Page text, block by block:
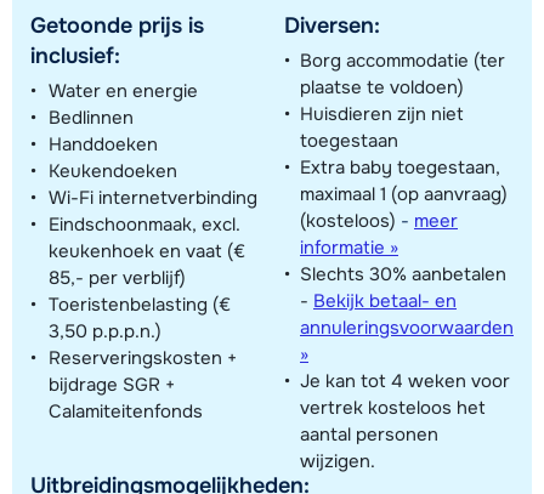
Getoonde prijs is
inclusief:
Water en energie
Bedlinnen
Handdoeken
Keukendoeken
Wi-Fi internetverbinding
Eindschoonmaak, excl.
keukenhoek en vaat (€
85,- per verblijf)
Toeristenbelasting (€
3,50 p.p.p.n.)
Reserveringskosten +
bijdrage SGR +
Calamiteitenfonds
Uitbreidingsmogelijkheden:
Diversen:
Borg accommodatie (ter
plaatse te voldoen)
Huisdieren zijn niet
toegestaan
Extra baby toegestaan,
maximaal 1 (op aanvraag)
(kosteloos) - meer
informatie »
Slechts 30% aanbetalen
- Bekijk betaal- en
annuleringsvoorwaarden
»
Je kan tot 4 weken voor
vertrek kosteloos het
aantal personen
wijzigen.